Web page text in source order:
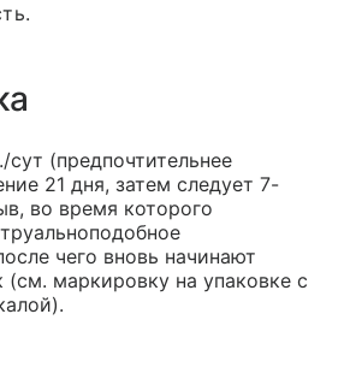
сут (предпочтительнее
21 дня, затем следует 7-
во время которого
чего вновь начинают
(см. маркировку на упаковке с